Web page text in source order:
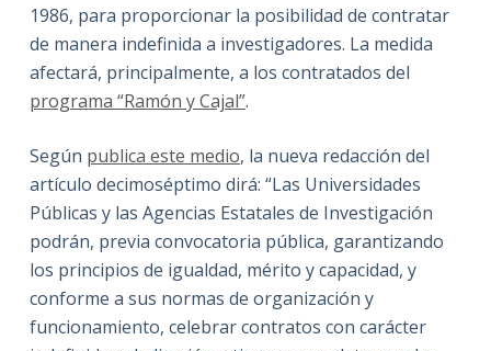
1986, para proporcionar la posibilidad de contratar
de manera indefinida a investigadores. La medida
afectará, principalmente, a los contratados del
programa “Ramón y Cajal”.
Según publica este medio, la nueva redacción del
artículo decimoséptimo dirá: “Las Universidades
Públicas y las Agencias Estatales de Investigación
podrán, previa convocatoria pública, garantizando
los principios de igualdad, mérito y capacidad, y
conforme a sus normas de organización y
funcionamiento, celebrar contratos con carácter